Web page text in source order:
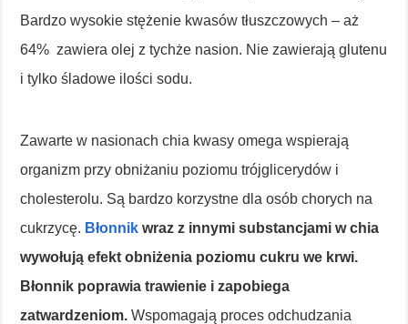
Bardzo wysokie stężenie kwasów tłuszczowych – aż
64% zawiera olej z tychże nasion. Nie zawierają glutenu
i tylko śladowe ilości sodu.
Zawarte w nasionach chia kwasy omega wspierają
organizm przy obniżaniu poziomu trójglicerydów i
cholesterolu. Są bardzo korzystne dla osób chorych na
cukrzycę. Błonnikwraz z innymi substancjami w chia
wywołują efekt obniżenia poziomu cukru we krwi.
Błonnik poprawia trawienie i zapobiega
zatwardzeniom. Wspomagają proces odchudzania